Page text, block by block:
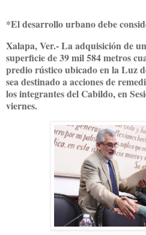
*El desarrollo urbano debe
Xalapa, Ver.- La adquisición de
superficie de 39 mil 584 metros
predio rústico ubicado en la Luz
sea destinado a acciones de
los integrantes del Cabildo, en
viernes.